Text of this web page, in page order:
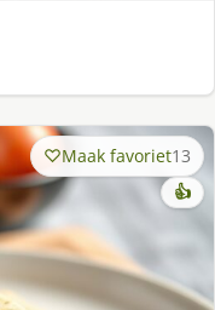
Maak favoriet13
👍